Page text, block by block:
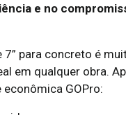
e no
para concreto é
em qualquer obra.
GOPro: